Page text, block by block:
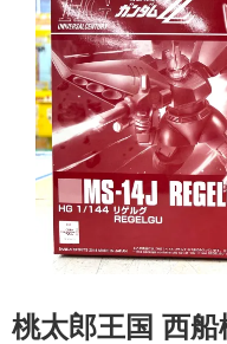
桃太郎王国 西